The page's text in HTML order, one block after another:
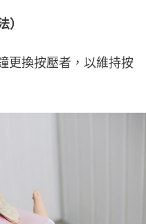
）
更換按壓者，以維持按